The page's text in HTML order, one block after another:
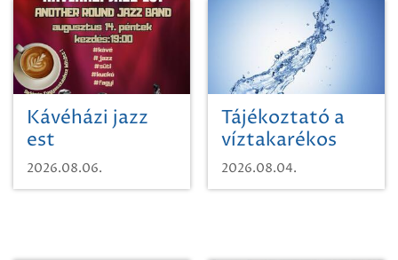
Kávéházi jazz
est
2026.08.06.
Tájékoztató a
víztakarékos
vízhasználatról
2026.08.04.